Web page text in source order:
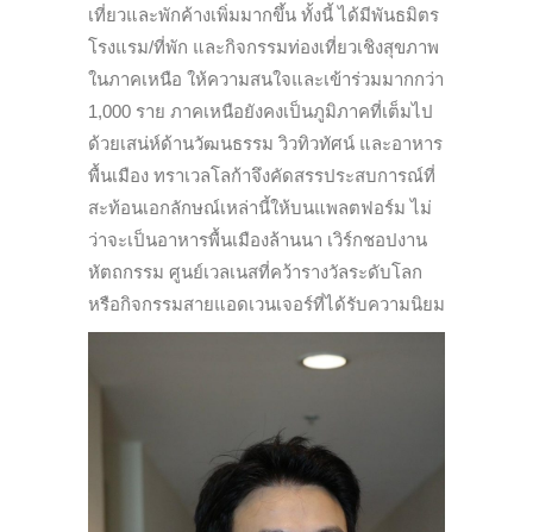
เที่ยวและพักค้างเพิ่มมากขึ้น ทั้งนี้ ได้มีพันธมิตร
โรงแรม/ที่พัก และกิจกรรมท่องเที่ยวเชิงสุขภาพ
ในภาคเหนือ ให้ความสนใจและเข้าร่วมมากกว่า
1,000 ราย ภาคเหนือยังคงเป็นภูมิภาคที่เต็มไป
ด้วยเสน่ห์ด้านวัฒนธรรม วิวทิวทัศน์ และอาหาร
พื้นเมือง ทราเวลโลก้าจึงคัดสรรประสบการณ์ที่
สะท้อนเอกลักษณ์เหล่านี้ให้บนแพลตฟอร์ม ไม่
ว่าจะเป็นอาหารพื้นเมืองล้านนา เวิร์กชอปงาน
หัตถกรรม ศูนย์เวลเนสที่คว้ารางวัลระดับโลก
หรือกิจกรรมสายแอดเวนเจอร์ที่ได้รับความนิยม